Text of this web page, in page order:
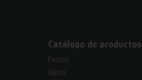
Catálogo de productos
Perros
Gatos